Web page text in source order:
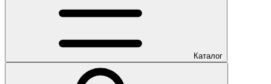
Каталог